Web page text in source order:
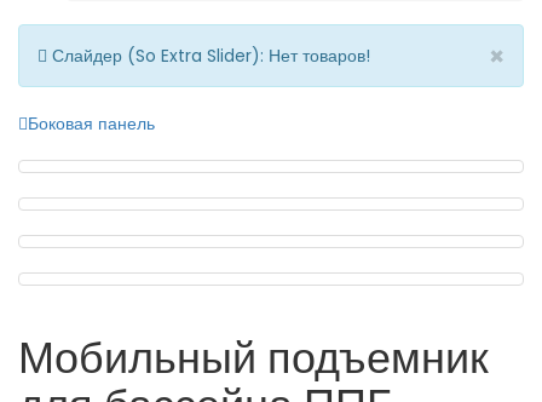
Слайдер (So Extra Slider): Нет товаров! ×
Боковая панель
Мобильный подъемник